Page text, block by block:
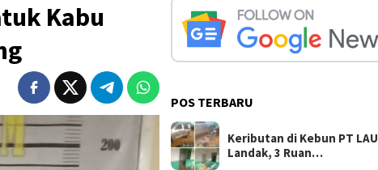
Kabu
POS TERBARU
Keributan di Kebun PT LAU
Landak, 3 Ruan…